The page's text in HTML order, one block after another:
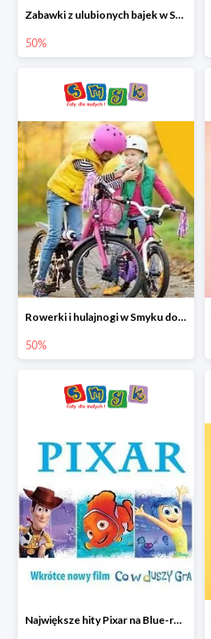
Zabawki z ulubionych bajek w Smyku do -50%
50%
Rowerki i hulajnogi w Smyku do -50%
50%
Największe hity Pixar na Blue-rey i DVD w Smyku - drugi film -50%